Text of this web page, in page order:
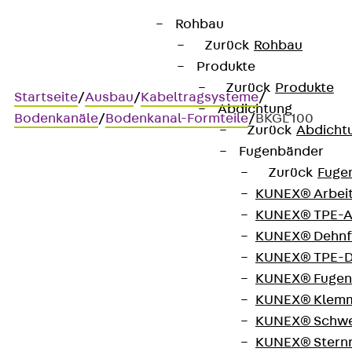
Rohbau
Zurück Rohbau
Produkte
Zurück Produkte
Abdichtung
Zurück
Fugenbänder
Zurück
KUNEX®
KUNEX®
KUNEX®
KUNEX®
KUNEX®
KUNEX®
KUNEX®
KUNEX®
Startseite/Ausbau/Kabeltragsysteme/
Bodenkanäle/Bodenkanal-Formteile/BKGL 100
Gehrungsschnitt, links,